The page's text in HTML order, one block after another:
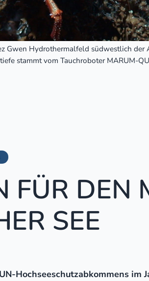
Gwen Hydrothermalfeld südwestlich
stammt vom Tauchroboter MARUM-
FÜR DEN
SEE
Hochseeschutzabkommens im